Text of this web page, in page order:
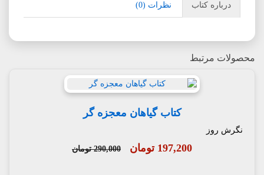
درباره کتاب نظرات (0)
محصولات مرتبط
کتاب گیاهان معجزه گر
نگرش روز
197,200 تومان 290,000 تومان